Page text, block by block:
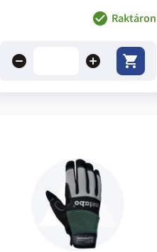
Raktáron
remove add